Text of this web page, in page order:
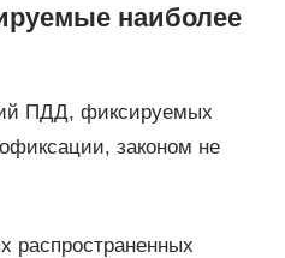
наиболее
ПДД, фиксируемых
законом не